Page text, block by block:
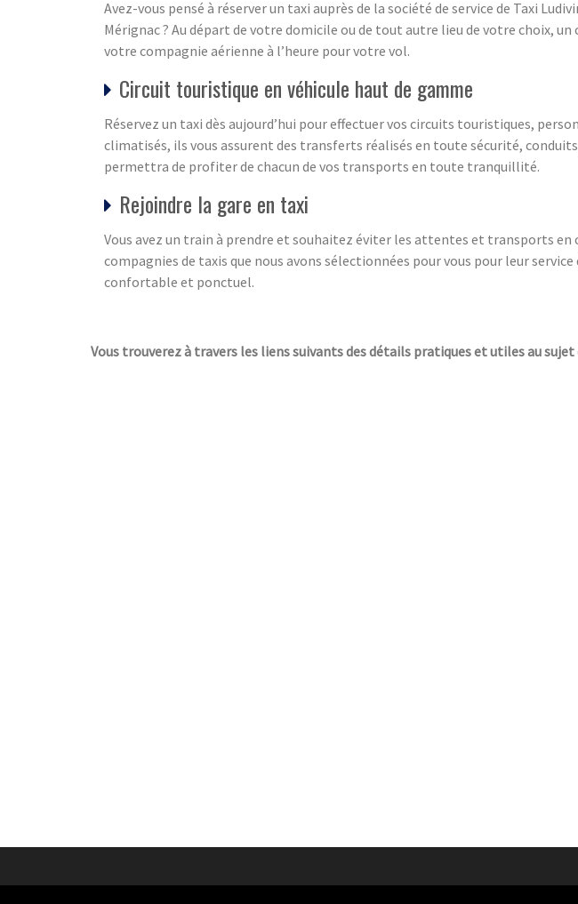
Avez-vous pensé à réserver un taxi auprès de la société de service de Taxi
Mérignac ? Au départ de votre domicile ou de tout autre lieu de votre choix,
votre compagnie aérienne à l’heure pour votre vol.
Circuit touristique en véhicule haut de gamme
Réservez un taxi dès aujourd’hui pour effectuer vos circuits touristiques,
climatisés, ils vous assurent des transferts réalisés en toute sécurité,
permettra de profiter de chacun de vos transports en toute tranquillité.
Rejoindre la gare en taxi
Vous avez un train à prendre et souhaitez éviter les attentes et transports en
compagnies de taxis que nous avons sélectionnées pour vous pour leur
confortable et ponctuel.
Vous trouverez à travers les liens suivants des détails pratiques et utiles au sujet